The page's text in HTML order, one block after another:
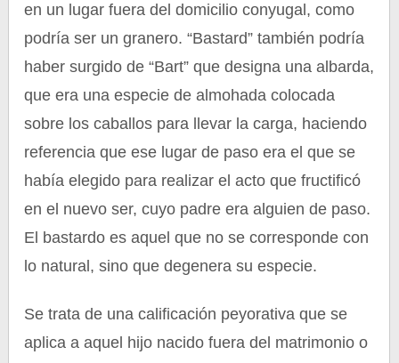
en un lugar fuera del domicilio conyugal, como
podría ser un granero. “Bastard” también podría
haber surgido de “Bart” que designa una albarda,
que era una especie de almohada colocada
sobre los caballos para llevar la carga, haciendo
referencia que ese lugar de paso era el que se
había elegido para realizar el acto que fructificó
en el nuevo ser, cuyo padre era alguien de paso.
El bastardo es aquel que no se corresponde con
lo natural, sino que degenera su especie.
Se trata de una calificación peyorativa que se
aplica a aquel hijo nacido fuera del matrimonio o